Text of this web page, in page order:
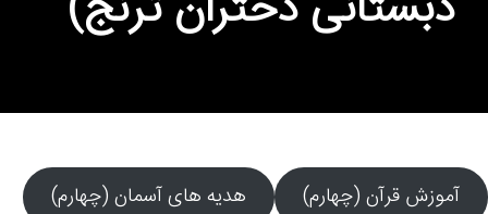
آموزش قرآن (چهارم)
هدیه های آسمان (چهارم)